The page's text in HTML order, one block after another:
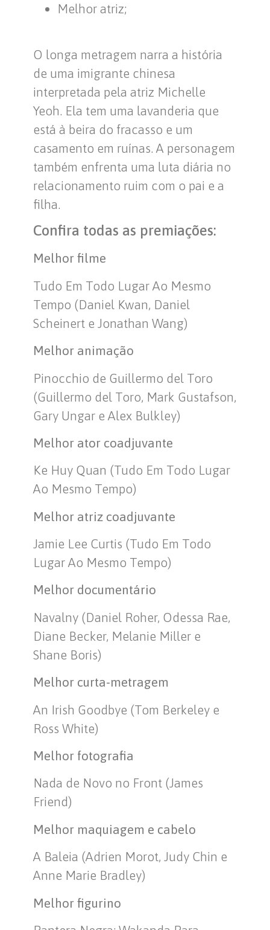
Melhor atriz;
O longa metragem narra a história
de uma imigrante chinesa
interpretada pela atriz Michelle
Yeoh. Ela tem uma lavanderia que
está à beira do fracasso e um
casamento em ruínas. A personagem
também enfrenta uma luta diária no
relacionamento ruim com o pai e a
filha.
Confira todas as premiações:
Melhor filme
Tudo Em Todo Lugar Ao Mesmo
Tempo (Daniel Kwan, Daniel
Scheinert e Jonathan Wang)
Melhor animação
Pinocchio de Guillermo del Toro
(Guillermo del Toro, Mark Gustafson,
Gary Ungar e Alex Bulkley)
Melhor ator coadjuvante
Ke Huy Quan (Tudo Em Todo Lugar
Ao Mesmo Tempo)
Melhor atriz coadjuvante
Jamie Lee Curtis (Tudo Em Todo
Lugar Ao Mesmo Tempo)
Melhor documentário
Navalny (Daniel Roher, Odessa Rae,
Diane Becker, Melanie Miller e
Shane Boris)
Melhor curta-metragem
An Irish Goodbye (Tom Berkeley e
Ross White)
Melhor fotografia
Nada de Novo no Front (James
Friend)
Melhor maquiagem e cabelo
A Baleia (Adrien Morot, Judy Chin e
Anne Marie Bradley)
Melhor figurino